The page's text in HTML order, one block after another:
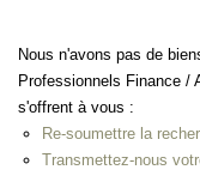
Budget max
Nous n'avons pas de
Professionnels Finance /
s'offrent à vous :
Re-soumettre la
Transmettez-nous